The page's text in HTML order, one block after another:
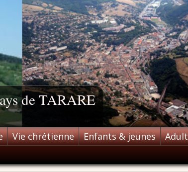
de TARARE
Vie chrétienne Enfants & jeunes